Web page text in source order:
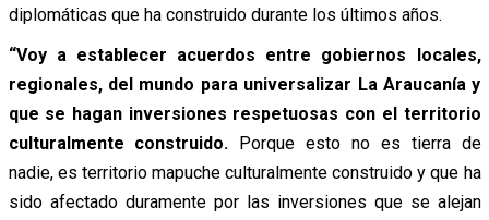
diplomáticas que ha construido durante los últimos años.
“Voy a establecer acuerdos entre gobiernos locales,
regionales, del mundo para universalizar La Araucanía y
que se hagan inversiones respetuosas con el territorio
culturalmente construido. Porque esto no es tierra de
nadie, es territorio mapuche culturalmente construido y que ha
sido afectado duramente por las inversiones que se alejan